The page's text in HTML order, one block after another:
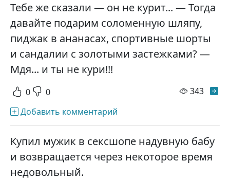
Тебе же сказали — он не курит... — Тогда
давайте подарим соломенную шляпу,
пиджак в ананасах, спортивные шорты
и сандалии с золотыми застежками? —
Мдя... и ты не кури!!!
0 0 343
Добавить комментарий
Купил мужик в сексшопе надувную бабу
и возвращается через некоторое время
недовольный.